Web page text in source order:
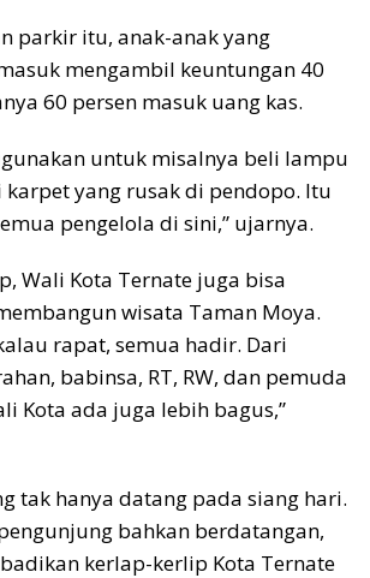
parkir itu, anak-anak yang
mengambil keuntungan 40
60 persen masuk uang kas.
untuk misalnya beli lampu
karpet yang rusak di pendopo. Itu
pengelola di sini,” ujarnya.
Wali Kota Ternate juga bisa
wisata Taman Moya.
rapat, semua hadir. Dari
babinsa, RT, RW, dan pemuda
Kota ada juga lebih bagus,”
tak hanya datang pada siang hari.
bahkan berdatangan,
kerlap-kerlip Kota Ternate